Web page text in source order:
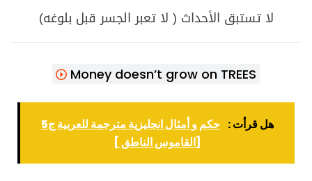
لا تستبق الأحداث ( لا تعبر الجسر قبل بلوغه)
Money doesn’t grow on TREES
هل قرأت :
حكم و أمثال انجليزية مترجمة للعربية ج5
[القاموس الناطق ]